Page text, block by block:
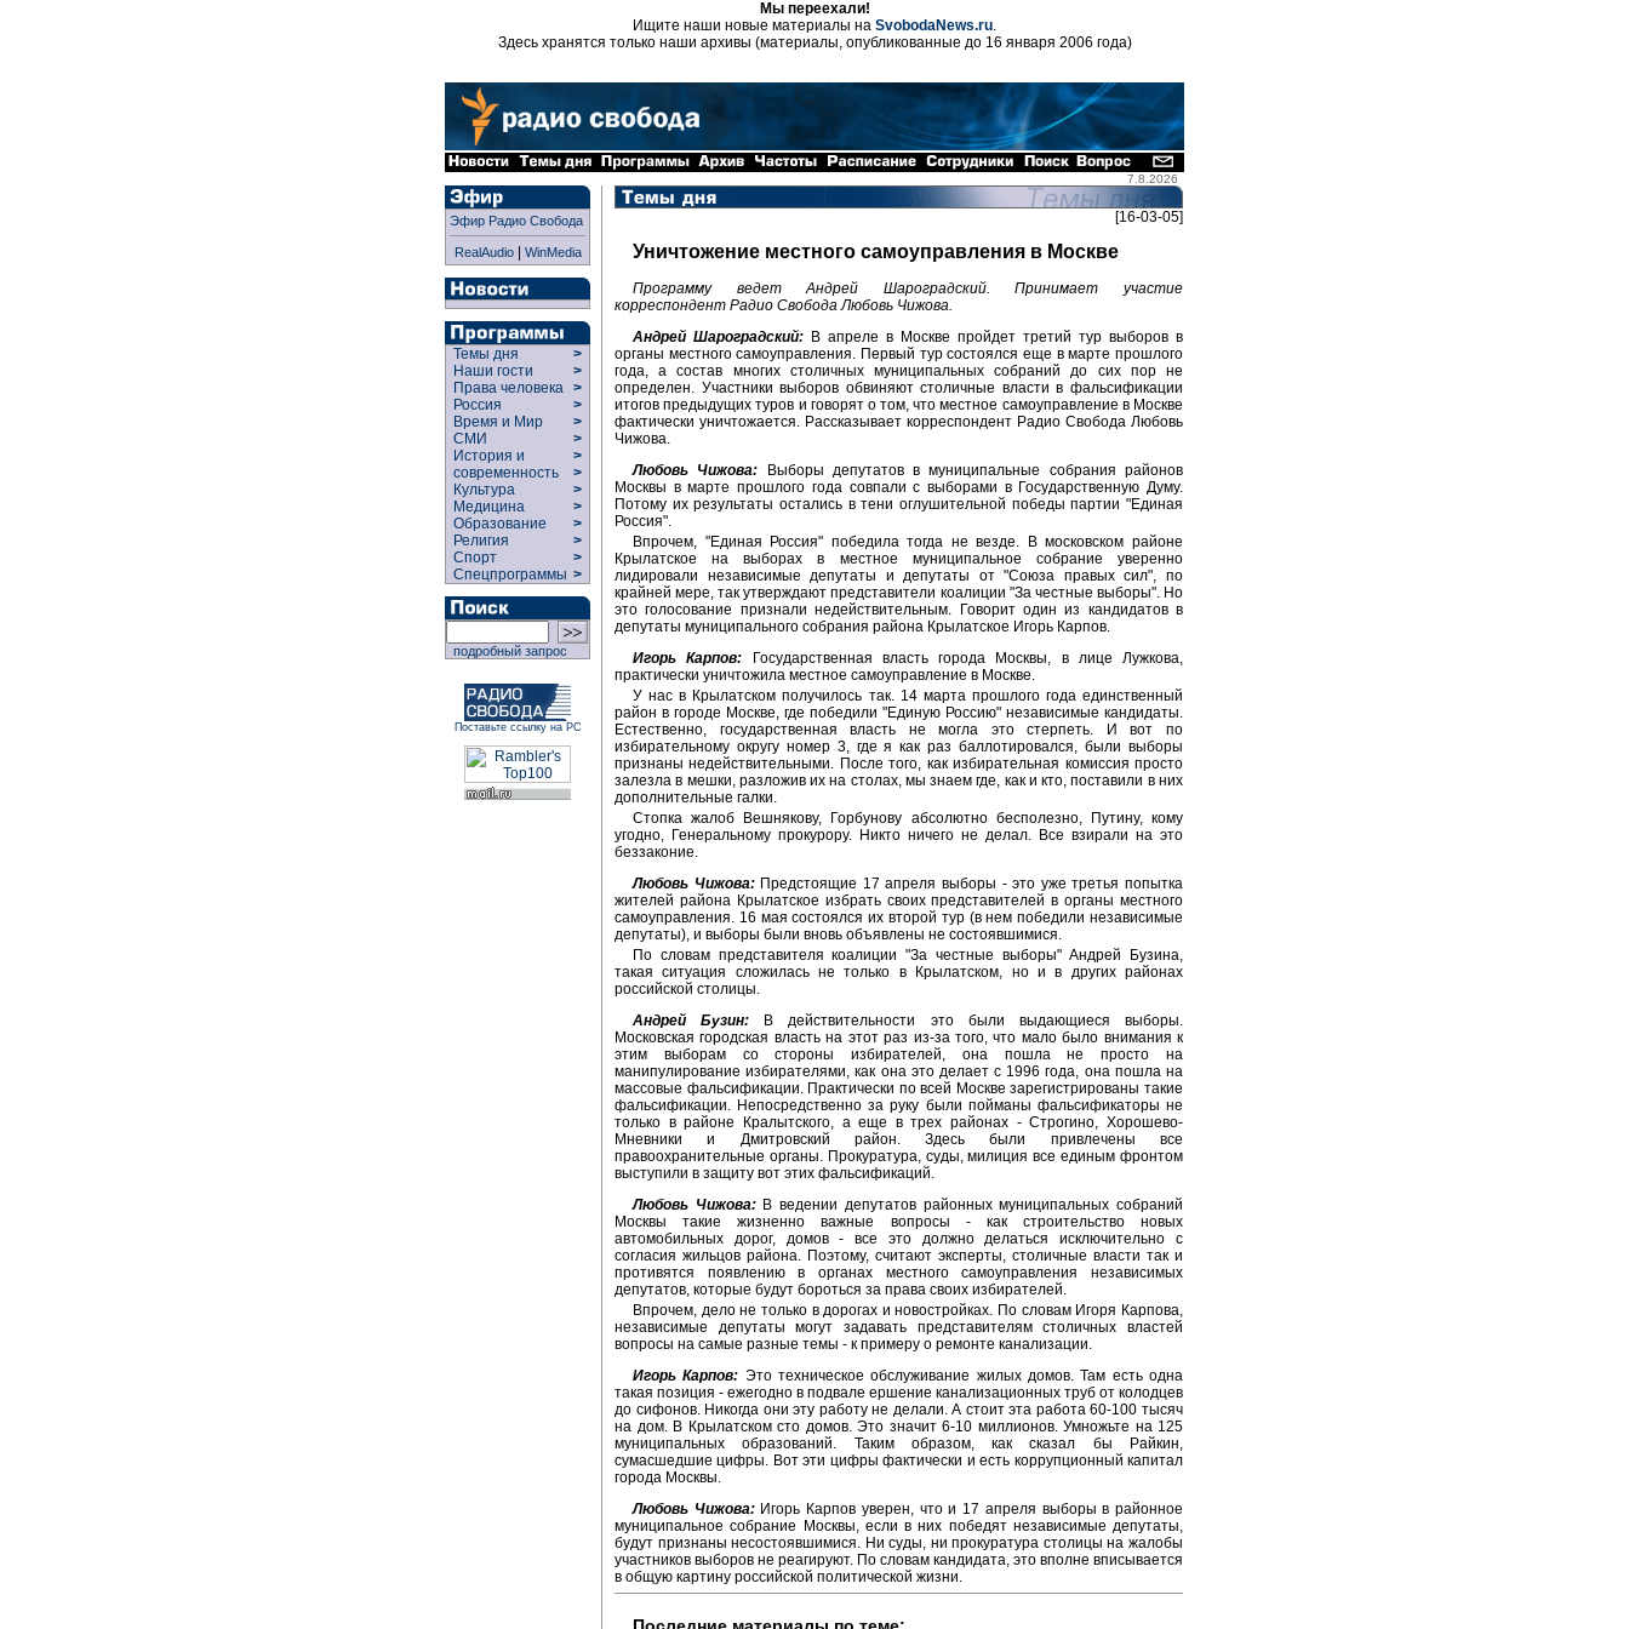
Мы переехали!
Ищите наши новые материалы на SvobodaNews.ru.
Здесь хранятся только наши архивы (материалы, опубликованные до 16 января 2006 года)
7.8.2026
Эфир Радио Свобода
RealAudio| WinMedia
Темы дня
>
Наши гости
>
Права человека >
Россия
>
Время и Мир
>
СМИ
>
История и
современность
>
>
Культура
>
Медицина
>
Образование
>
Религия
>
Спорт
>
Спецпрограммы >
подробный запрос
Поставьте ссылку на РС
[16-03-05]
Уничтожение местного самоуправления в Москве
Программу ведет Андрей Шароградский. Принимает участие
корреспондент Радио Свобода Любовь Чижова.
Андрей Шароградский: В апреле в Москве пройдет третий тур выборов в
органы местного самоуправления. Первый тур состоялся еще в марте прошлого
года, а состав многих столичных муниципальных собраний до сих пор не
определен. Участники выборов обвиняют столичные власти в фальсификации
итогов предыдущих туров и говорят о том, что местное самоуправление в Москве
фактически уничтожается. Рассказывает корреспондент Радио Свобода Любовь
Чижова.
Любовь Чижова: Выборы депутатов в муниципальные собрания районов
Москвы в марте прошлого года совпали с выборами в Государственную Думу.
Потому их результаты остались в тени оглушительной победы партии "Единая
Россия".
Впрочем, "Единая Россия" победила тогда не везде. В московском районе
Крылатское на выборах в местное муниципальное собрание уверенно
лидировали независимые депутаты и депутаты от "Союза правых сил", по
крайней мере, так утверждают представители коалиции "За честные выборы". Но
это голосование признали недействительным. Говорит один из кандидатов в
депутаты муниципального собрания района Крылатское Игорь Карпов.
Игорь Карпов: Государственная власть города Москвы, в лице Лужкова,
практически уничтожила местное самоуправление в Москве.
У нас в Крылатском получилось так. 14 марта прошлого года единственный
район в городе Москве, где победили "Единую Россию" независимые кандидаты.
Естественно, государственная власть не могла это стерпеть. И вот по
избирательному округу номер 3, где я как раз баллотировался, были выборы
признаны недействительными. После того, как избирательная комиссия просто
залезла в мешки, разложив их на столах, мы знаем где, как и кто, поставили в них
дополнительные галки.
Стопка жалоб Вешнякову, Горбунову абсолютно бесполезно, Путину, кому
угодно, Генеральному прокурору. Никто ничего не делал. Все взирали на это
беззаконие.
Любовь Чижова:Предстоящие 17 апреля выборы - это уже третья попытка
жителей района Крылатское избрать своих представителей в органы местного
самоуправления. 16 мая состоялся их второй тур (в нем победили независимые
депутаты), и выборы были вновь объявлены не состоявшимися.
По словам представителя коалиции "За честные выборы" Андрей Бузина,
такая ситуация сложилась не только в Крылатском, но и в других районах
российской столицы.
Андрей Бузин: В действительности это были выдающиеся выборы.
Московская городская власть на этот раз из-за того, что мало было внимания к
этим выборам со стороны избирателей, она пошла не просто на
манипулирование избирателями, как она это делает с 1996 года, она пошла на
массовые фальсификации. Практически по всей Москве зарегистрированы такие
фальсификации. Непосредственно за руку были пойманы фальсификаторы не
только в районе Кралытского, а еще в трех районах - Строгино, Хорошево-
Мневники и Дмитровский район. Здесь были привлечены все
правоохранительные органы. Прокуратура, суды, милиция все единым фронтом
выступили в защиту вот этих фальсификаций.
Любовь Чижова:В ведении депутатов районных муниципальных собраний
Москвы такие жизненно важные вопросы - как строительство новых
автомобильных дорог, домов - все это должно делаться исключительно с
согласия жильцов района. Поэтому, считают эксперты, столичные власти так и
противятся появлению в органах местного самоуправления независимых
депутатов, которые будут бороться за права своих избирателей.
Впрочем, дело не только в дорогах и новостройках. По словам Игоря Карпова,
независимые депутаты могут задавать представителям столичных властей
вопросы на самые разные темы - к примеру о ремонте канализации.
Игорь Карпов: Это техническое обслуживание жилых домов. Там есть одна
такая позиция - ежегодно в подвале ершение канализационных труб от колодцев
до сифонов. Никогда они эту работу не делали. А стоит эта работа 60-100 тысяч
на дом. В Крылатском сто домов. Это значит 6-10 миллионов. Умножьте на 125
муниципальных образований. Таким образом, как сказал бы Райкин,
сумасшедшие цифры. Вот эти цифры фактически и есть коррупционный капитал
города Москвы.
Любовь Чижова:Игорь Карпов уверен, что и 17 апреля выборы в районное
муниципальное собрание Москвы, если в них победят независимые депутаты,
будут признаны несостоявшимися. Ни суды, ни прокуратура столицы на жалобы
участников выборов не реагируют. По словам кандидата, это вполне вписывается
в общую картину российской политической жизни.